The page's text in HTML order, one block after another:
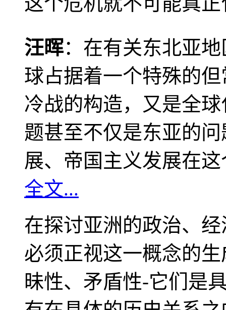
汪晖：在有关东北亚
球占据着一个特殊的
冷战的构造，又是全
题甚至不仅是东亚的
展、帝国主义发展在
全文...
在探讨亚洲的政治、
必须正视这一概念的
昧性、矛盾性-它们是